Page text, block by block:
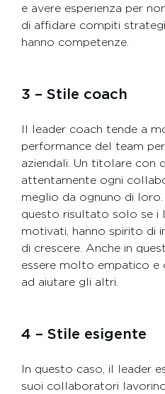
e avere esperienza per
di affidare compiti
hanno competenze.
3 – Stile coach
Il leader coach tende a
performance del team
aziendali. Un titolare con
attentamente ogni
meglio da ognuno di loro.
questo risultato solo se i
motivati, hanno spirito di
di crescere. Anche in
essere molto empatico e
ad aiutare gli altri.
4 – Stile esigente
In questo caso, il leader
suoi collaboratori